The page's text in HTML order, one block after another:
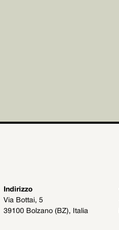
Indirizzo
Via Bottai, 5
39100 Bolzano (BZ), Italia